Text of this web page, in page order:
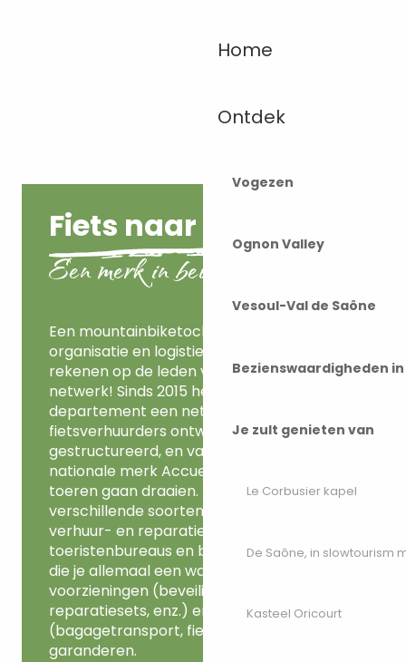
Home
Ontdek
Vogezen
Ognon Valley
Vesoul-Val de Saône
Bezienswaardigheden
Je zult genieten van
Le Corbusier kapel
De Saône, in slowtourism
Kasteel Oricourt
Fiets naar huis
Een merk in beweging
Een mountainbiketocht vraagt wat
organisatie en logistiek. Daarvoor kun je
rekenen op de leden van het Accueil Vélo
netwerk! Sinds 2015 heeft het
departement een netwerk van
fietsverhuurders ontwikkeld en
gestructureerd, en vandaag is het
nationale merk Accueil Vélo op volle
toeren gaan draaien. Er zijn veel
verschillende soorten accommodaties,
verhuur- en reparatiepunten,
toeristenbureaus en bezienswaardigheden,
die je allemaal een warm onthaal, speciale
voorzieningen (beveiligde fietsenstallingen,
reparatiesets, enz.) en allerlei diensten
(bagagetransport, fietsen wassen, enz.)
garanderen.